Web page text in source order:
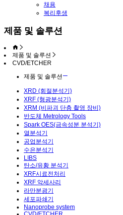
채용
복리후생
제품 및 솔루션
제품 및 솔루션
CVD/ETCHER
제품 및 솔루션
XRD (회절분석기)
XRF (형광분석기)
XRM (비파괴 단층 촬영 장비)
반도체 Metrology Tools
Spark OES(금속성분 분석기)
열분석기
공업분석기
수은분석기
LIBS
탄소/유황 분석기
XRF시료전처리
XRF 악세사리
라만분광기
세포파쇄기
Nanoprobe system